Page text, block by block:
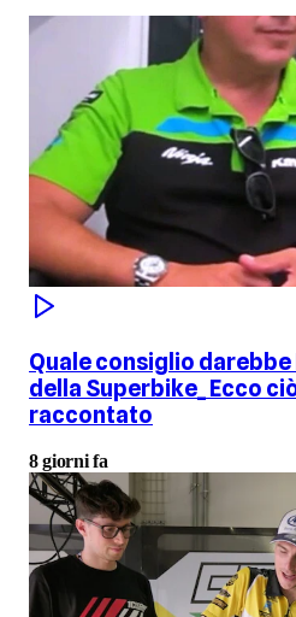
Quale consiglio
della Superbike_ Ecco
raccontato
8 giorni fa